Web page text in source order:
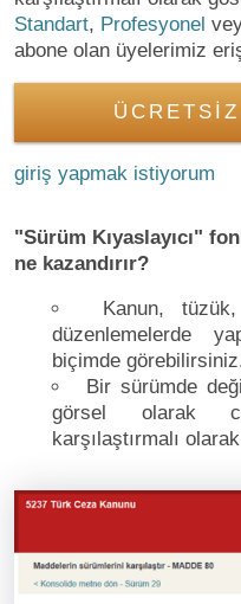
Standart, Profesyonel
abone olan üyelerimiz
giriş yapmak istiyorum
"Sürüm Kıyaslayıcı"
ne kazandırır?
Kanun,
düzenlemelerde
biçimde
Bir sürümde
görsel olarak
karşılaştırmalı